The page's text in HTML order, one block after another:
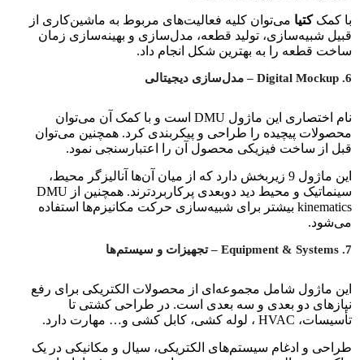
با کمککتیا می‌توان کلیه فعالیت‌های مربوط به ماشین‌کاری از
قبیل شبیه‌سازی، تولید قطعه، مدل‌سازی و بهینه‌سازی زمان
ساخت قطعه را به بهترین شکل انجام داد.
6. Digital Mockup – مدل‌سازی دیجیتالی
نام اختصاری این ماژول DMU است و با کمک آن می‌توان
محصولات پیچیده را طراحی و پیکربندی کرد. همچنین می‌توان
قبل از ساخت فیزیکی محصول آن را اعتبارسنجی نمود.
این ماژول 9 زیربخش دارد که از میان آن‌ها آنالیزگر محیط،
سینماتیک و محیط دید دوبعدی پرکاربردترند. همچنین از DMU
kinematics بیشتر برای شبیه‎‌سازی حرکت مکانیزم‌ها استفاده
می‌شود.
7. Equipment & Systems – تجهیزات و سیستم‌ها
این ماژول شامل مجموعه‌ای از محصولات الکتریکی برای رفع
نیازهای دو بعدی و سه بعدی است. در طراحی کشتی تا
تأسیسات، HVAC ، لوله کشی، کابل کشی و… مهارت دارد.
طراحی و ادغام سیستم‌های الکتریکی، سیال و مکانیکی در یک